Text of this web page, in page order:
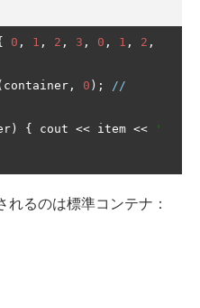
0 , 1 , 2 , 3 , 0 , 1 , 2 ,
container , 0 );
//
) { cout << item <<
'
るのは標準コンテナ：